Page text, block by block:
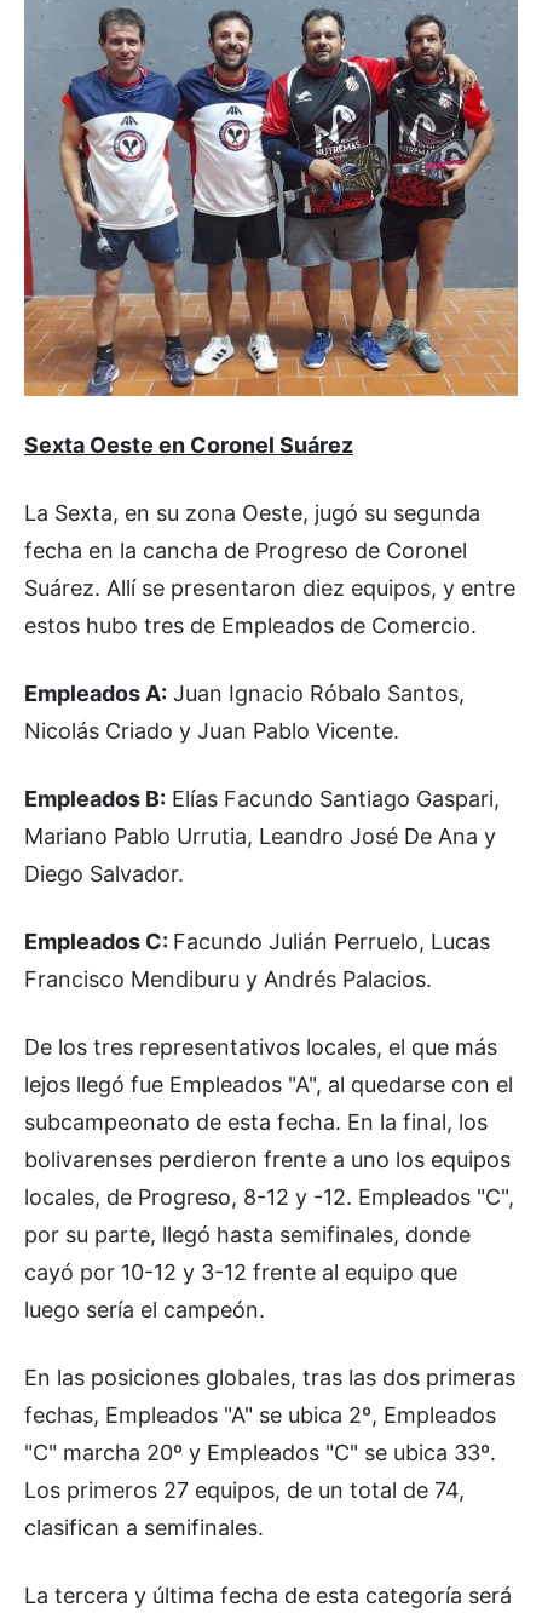
Sexta Oeste en Coronel Suárez
La Sexta, en su zona Oeste, jugó su segunda
fecha en la cancha de Progreso de Coronel
Suárez. Allí se presentaron diez equipos, y entre
estos hubo tres de Empleados de Comercio.
Empleados A: Juan Ignacio Róbalo Santos,
Nicolás Criado y Juan Pablo Vicente.
Empleados B: Elías Facundo Santiago Gaspari,
Mariano Pablo Urrutia, Leandro José De Ana y
Diego Salvador.
Empleados C: Facundo Julián Perruelo, Lucas
Francisco Mendiburu y Andrés Palacios.
De los tres representativos locales, el que más
lejos llegó fue Empleados "A", al quedarse con el
subcampeonato de esta fecha. En la final, los
bolivarenses perdieron frente a uno los equipos
locales, de Progreso, 8-12 y -12. Empleados "C",
por su parte, llegó hasta semifinales, donde
cayó por 10-12 y 3-12 frente al equipo que
luego sería el campeón.
En las posiciones globales, tras las dos primeras
fechas, Empleados "A" se ubica 2º, Empleados
"C" marcha 20º y Empleados "C" se ubica 33º.
Los primeros 27 equipos, de un total de 74,
clasifican a semifinales.
La tercera y última fecha de esta categoría será